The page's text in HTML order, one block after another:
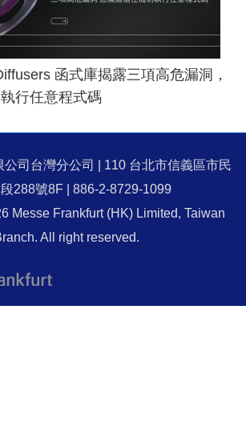
函式庫揭露三項高危漏洞，
行任意程式碼
司台灣分公司 | 110 台北市信義區市民
288號8F | 886-2-8729-1099
Messe Frankfurt (HK) Limited, Taiwan
All right reserved.